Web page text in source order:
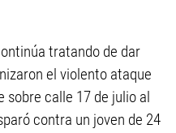
tratando de dar
el violento ataque
sobre calle 17 de julio al
contra un joven de 24